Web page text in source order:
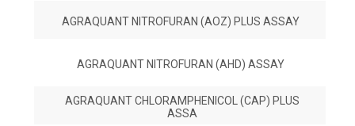
AGRAQUANT NITROFURAN (AOZ) PLUS ASSAY
AGRAQUANT NITROFURAN (AHD) ASSAY
AGRAQUANT CHLORAMPHENICOL (CAP) PLUS
ASSA